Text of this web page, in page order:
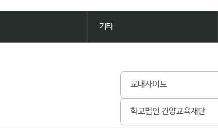
기타
교내사이트
학교법인 건양교육재단